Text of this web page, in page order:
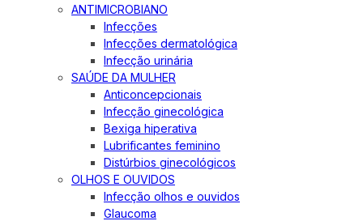
ANTIMICROBIANO
Infecções
Infecções dermatológica
Infecção urinária
SAÚDE DA MULHER
Anticoncepcionais
Infecção ginecológica
Bexiga hiperativa
Lubrificantes feminino
Distúrbios ginecológicos
OLHOS E OUVIDOS
Infecção olhos e ouvidos
Glaucoma